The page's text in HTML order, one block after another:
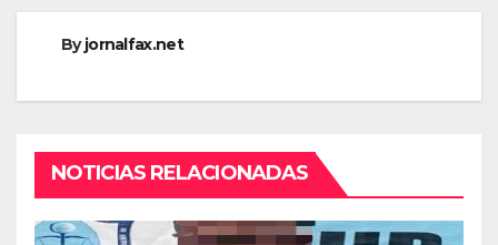
Byjornalfax.net
NOTICIAS RELACIONADAS